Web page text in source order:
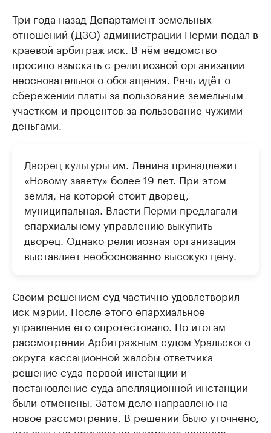
Три года назад Департамент земельных
отношений (ДЗО) администрации Перми подал в
краевой арбитраж иск. В нём ведомство
просило взыскать с религиозной организации
неосновательного обогащения. Речь идёт о
сбережении платы за пользование земельным
участком и процентов за пользование чужими
деньгами.
Дворец культуры им. Ленина принадлежит
«Новому завету» более 19 лет. При этом
земля, на которой стоит дворец,
муниципальная. Власти Перми предлагали
епархиальному управлению выкупить
дворец. Однако религиозная организация
выставляет необоснованно высокую цену.
Своим решением суд частично удовлетворил
иск мэрии. После этого епархиальное
управление его опротестовало. По итогам
рассмотрения Арбитражным судом Уральского
округа кассационной жалобы ответчика
решение суда первой инстанции и
постановление суда апелляционной инстанции
были отменены. Затем дело направлено на
новое рассмотрение. В решении было уточнено,